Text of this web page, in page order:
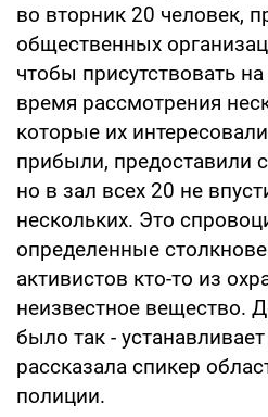
во вторник 20 человек,
общественных
чтобы присутствовать
время рассмотрения
которые их
прибыли, предоставили
но в зал всех 20 не
нескольких. Это
определенные
активистов кто-то из
неизвестное вещество.
было так -
рассказала спикер
полиции.